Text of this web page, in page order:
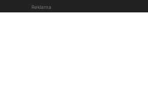
Reklama